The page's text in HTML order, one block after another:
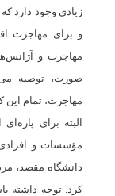
زیادی وجود دارد که
و برای مهاجرت
مهاجرت و
صورت، توصیه
مهاجرت، تمام این
البته برای
مؤسسات و افرادی
دانشگاه مقصد،
کرد. توجه داشته